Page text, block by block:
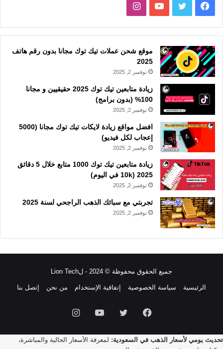
فيسبوك تويتر يوتيوبانستقرام
موقع شحن عملات تيك توك مجانا بدون رقم هاتف
2025
نوفمبر 2, 2025
زيادة متابعين تيك توك 2025 حقيقيين و مجانا
100% (بدون برامج)
نوفمبر 2, 2025
افضل مواقع زيادة لايكات تيك توك مجانا (5000
إعجاب لكل فيديو)
نوفمبر 2, 2025
زيادة متابعين تيك توك 1000 متابع خلال 5 دقائق
2025 (10k في اليوم)
نوفمبر 2, 2025
تجربتي مع سبائك الذهب الراجحي لسنة 2025
نوفمبر 2, 2025
جميع الحقوق محفوظة © 2024 - لLion Tech
الرئيسية سياسة الخصوصية إتفاقية الإستخدام من نحن إتصل بنا
فيسبوك تويتر يوتيوبانستقرام
تحديث يومي لأسعار الذهب في السعودية: لمعرفة الأسعار الحالية والمباشرة،